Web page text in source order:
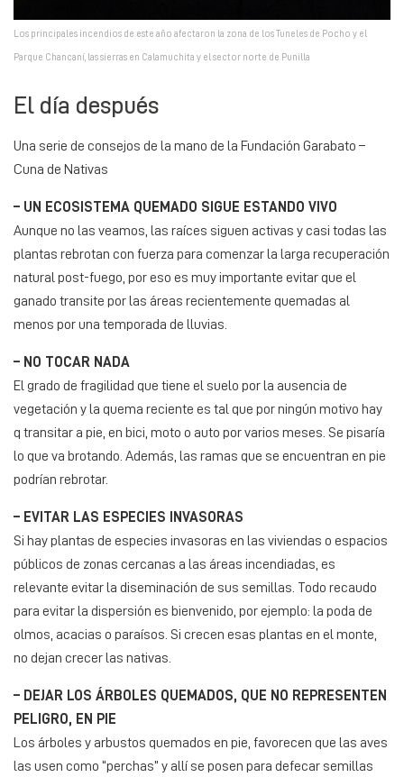
Los principales incendios de este año afectaron la zona de los Tuneles de Pocho y el
Parque Chancaní, las sierras en Calamuchita y el sector norte de Punilla
El día después
Una serie de consejos de la mano de la Fundación Garabato –
Cuna de Nativas
– UN ECOSISTEMA QUEMADO SIGUE ESTANDO VIVO
Aunque no las veamos, las raíces siguen activas y casi todas las
plantas rebrotan con fuerza para comenzar la larga recuperación
natural post-fuego, por eso es muy importante evitar que el
ganado transite por las áreas recientemente quemadas al
menos por una temporada de lluvias.
– NO TOCAR NADA
El grado de fragilidad que tiene el suelo por la ausencia de
vegetación y la quema reciente es tal que por ningún motivo hay
q transitar a pie, en bici, moto o auto por varios meses. Se pisaría
lo que va brotando. Además, las ramas que se encuentran en pie
podrían rebrotar.
– EVITAR LAS ESPECIES INVASORAS
Si hay plantas de especies invasoras en las viviendas o espacios
públicos de zonas cercanas a las áreas incendiadas, es
relevante evitar la diseminación de sus semillas. Todo recaudo
para evitar la dispersión es bienvenido, por ejemplo: la poda de
olmos, acacias o paraísos. Si crecen esas plantas en el monte,
no dejan crecer las nativas.
– DEJAR LOS ÁRBOLES QUEMADOS, QUE NO REPRESENTEN
PELIGRO, EN PIE
Los árboles y arbustos quemados en pie, favorecen que las aves
las usen como “perchas” y allí se posen para defecar semillas